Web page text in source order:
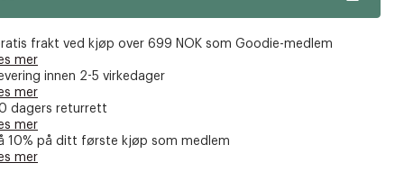
frakt ved kjøp over 699 NOK som Goodie-medlem
mer
innen 2-5 virkedager
mer
dagers returrett
mer
10% på ditt første kjøp som medlem
mer